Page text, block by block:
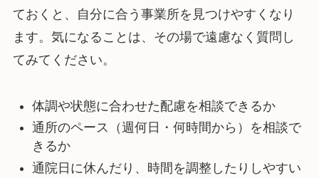
ておくと、自分に合う事業所を見つけやすくなり
ます。気になることは、その場で遠慮なく質問し
てみてください。
体調や状態に合わせた配慮を相談できるか
通所のペース（週何日・何時間から）を相談で
きるか
通院日に休んだり、時間を調整したりしやすい